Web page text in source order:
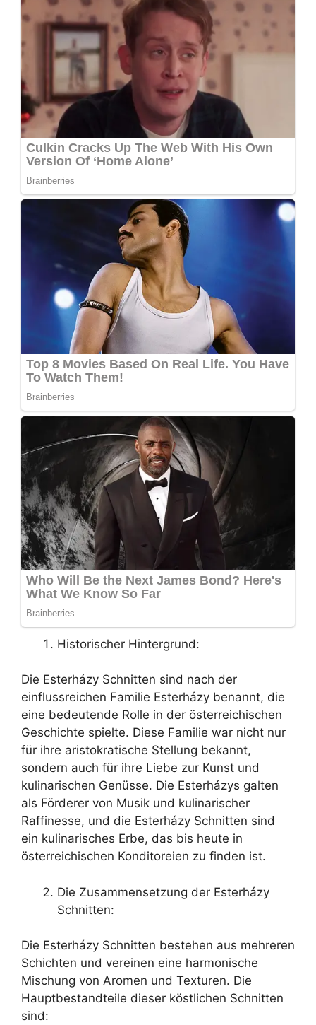
Historischer Hintergrund:
Die Esterházy Schnitten sind nach der
einflussreichen Familie Esterházy benannt, die
eine bedeutende Rolle in der österreichischen
Geschichte spielte. Diese Familie war nicht nur
für ihre aristokratische Stellung bekannt,
sondern auch für ihre Liebe zur Kunst und
kulinarischen Genüsse. Die Esterházys galten
als Förderer von Musik und kulinarischer
Raffinesse, und die Esterházy Schnitten sind
ein kulinarisches Erbe, das bis heute in
österreichischen Konditoreien zu finden ist.
Die Zusammensetzung der Esterházy
Schnitten:
Die Esterházy Schnitten bestehen aus mehreren
Schichten und vereinen eine harmonische
Mischung von Aromen und Texturen. Die
Hauptbestandteile dieser köstlichen Schnitten
sind: